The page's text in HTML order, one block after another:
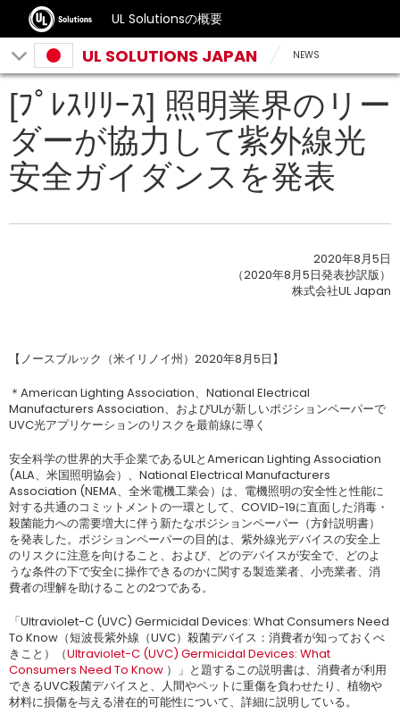
UL Solutionsの概要
UL SOLUTIONS JAPAN NEWS
[ﾌﾟﾚｽﾘﾘｰｽ] 照明業界のリー
ダーが協力して紫外線光
安全ガイダンスを発表
2020年8月5日
（2020年8月5日発表抄訳版）
株式会社UL Japan
【ノースブルック（米イリノイ州）2020年8月5日】
＊American Lighting Association、National Electrical
Manufacturers Association、およびULが新しいポジションペーパーで
UVC光アプリケーションのリスクを最前線に導く
安全科学の世界的大手企業であるULとAmerican Lighting Association
(ALA、米国照明協会）、National Electrical Manufacturers
Association (NEMA、全米電機工業会）は、電機照明の安全性と性能に
対する共通のコミットメントの一環として、COVID-19に直面した消毒・
殺菌能力への需要増大に伴う新たなポジションペーパー（方針説明書）
を発表した。ポジションペーパーの目的は、紫外線光デバイスの安全上
のリスクに注意を向けること、および、どのデバイスが安全で、どのよ
うな条件の下で安全に操作できるのかに関する製造業者、小売業者、消
費者の理解を助けることの2つである。
「Ultraviolet-C (UVC) Germicidal Devices: What Consumers Need
To Know（短波長紫外線（UVC）殺菌デバイス：消費者が知っておくべ
きこと）（Ultraviolet-C (UVC) Germicidal Devices: What
Consumers Need To Know ）」と題するこの説明書は、消費者が利用
できるUVC殺菌デバイスと、人間やペットに重傷を負わせたり、植物や
材料に損傷を与える潜在的可能性について、詳細に説明している。